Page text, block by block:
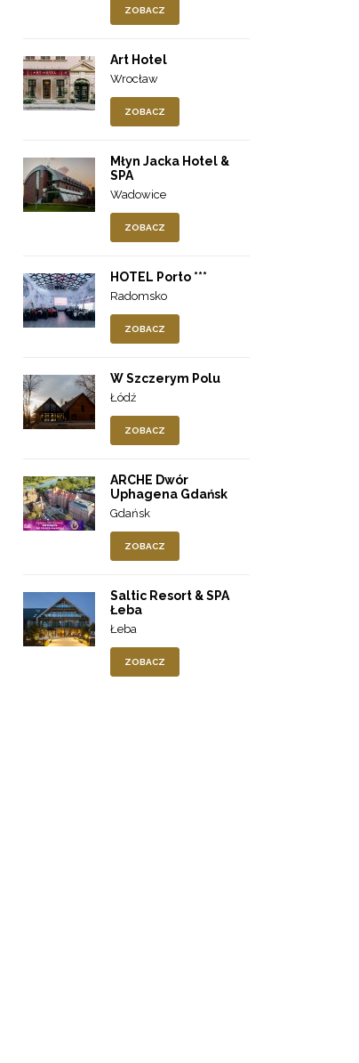
ZOBACZ
Art Hotel
Wrocław
ZOBACZ
Młyn Jacka Hotel &
SPA
Wadowice
ZOBACZ
HOTEL Porto ***
Radomsko
ZOBACZ
W Szczerym Polu
Łódź
ZOBACZ
ARCHE Dwór
Uphagena Gdańsk
Gdańsk
ZOBACZ
Saltic Resort & SPA
Łeba
Łeba
ZOBACZ